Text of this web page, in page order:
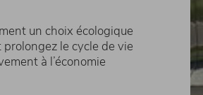
un choix écologique
le cycle de vie
à l’économie